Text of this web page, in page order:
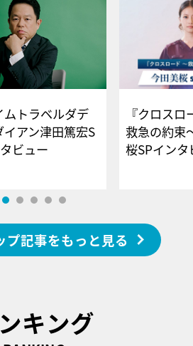
ムトラベルダデ
イアン津田篤宏S
タビュー
『クロス
救急の約束
桜SPイ
プ記事をもっと見る
キング